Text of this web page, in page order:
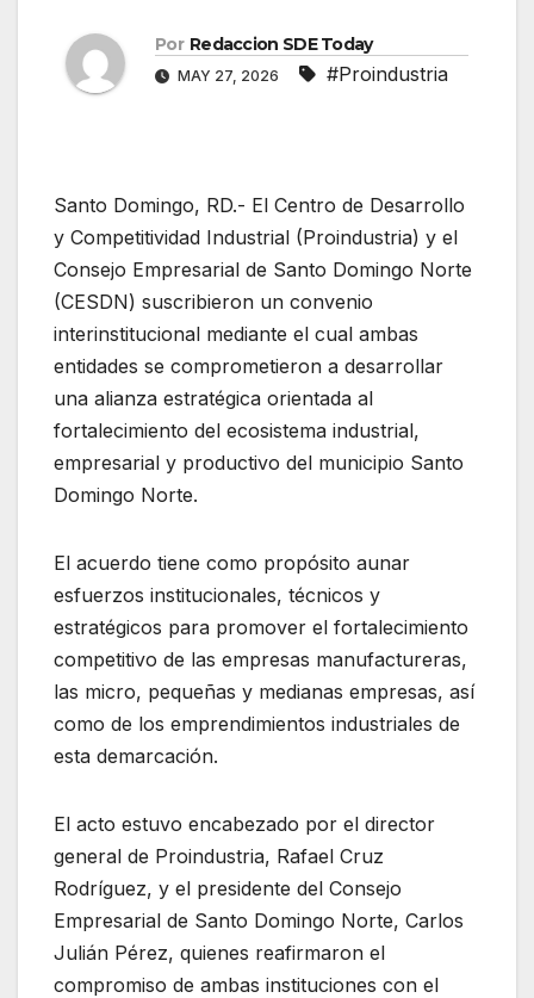
Por Redaccion SDE Today
MAY 27, 2026 #Proindustria
Santo Domingo, RD.- El Centro de Desarrollo
y Competitividad Industrial (Proindustria) y el
Consejo Empresarial de Santo Domingo Norte
(CESDN) suscribieron un convenio
interinstitucional mediante el cual ambas
entidades se comprometieron a desarrollar
una alianza estratégica orientada al
fortalecimiento del ecosistema industrial,
empresarial y productivo del municipio Santo
Domingo Norte.
El acuerdo tiene como propósito aunar
esfuerzos institucionales, técnicos y
estratégicos para promover el fortalecimiento
competitivo de las empresas manufactureras,
las micro, pequeñas y medianas empresas, así
como de los emprendimientos industriales de
esta demarcación.
El acto estuvo encabezado por el director
general de Proindustria, Rafael Cruz
Rodríguez, y el presidente del Consejo
Empresarial de Santo Domingo Norte, Carlos
Julián Pérez, quienes reafirmaron el
compromiso de ambas instituciones con el